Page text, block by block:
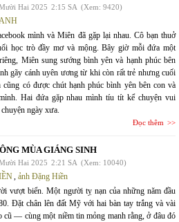
Hai 2025 2:15 SA (Xem: 9420)
mình và Miên đã gặp lại nhau. Cô bạn thuở
học trò đầy mơ và mộng. Bây giờ mỗi đứa một
Miên sung sướng bình yên và hạnh phúc bên
gãy cánh uyên ương từ khi còn rất trẻ nhưng cuối
cũng có được chút hạnh phúc bình yên bên con và
Hai đứa gặp nhau mình tíu tít kể chuyện vui
ngày xưa.
Đọc thêm
MÙA GIÁNG SINH
Hai 2025 2:21 SA (Xem: 10040)
, ảnh Đặng Hiền
vượt biển. Một người tỵ nạn của những năm đầu
Đặt chân lên đất Mỹ với hai bàn tay trắng và vài
cũ — cùng một niềm tin mỏng manh rằng, ở đâu đó